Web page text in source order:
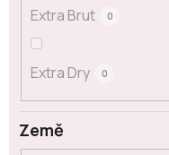
Země
Extra Brut 0
Extra Dry 0